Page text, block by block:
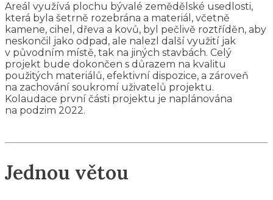
Areál využívá plochu bývalé zemědělské usedlosti,
která byla šetrně rozebrána a materiál, včetně
kamene, cihel, dřeva a kovů, byl pečlivě roztříděn, aby
neskončil jako odpad, ale nalezl další využití jak
v původním místě, tak na jiných stavbách. Celý
projekt bude dokončen s důrazem na kvalitu
použitých materiálů, efektivní dispozice, a zároveň
na zachování soukromí uživatelů projektu.
Kolaudace první části projektu je naplánována
na podzim 2022.
Jednou větou